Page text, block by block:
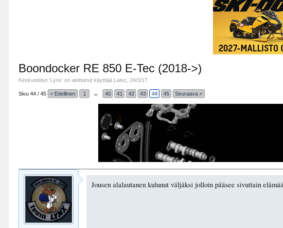
Boondocker RE 850 E-Tec (2018->)
Keskustelun 'Lynx' on aloittanut käyttäjä Latez ,24/3/17
Sivu 44 / 45 < Edellinen 1 ← 40 41 42 43 44 45 Seuraava >
Jousen alalautanen kulunut väljäksi jolloin pääsee sivuttain